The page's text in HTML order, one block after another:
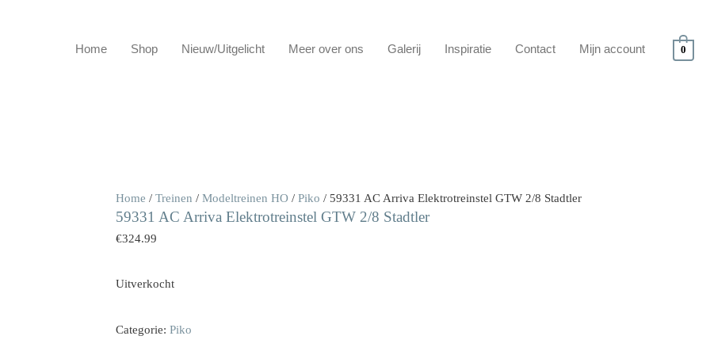
Home Shop Nieuw/Uitgelicht Meer over ons Galerij Inspiratie Contact Mijn account 0
Home / Treinen / Modeltreinen HO/ Piko / 59331 AC Arriva Elektrotreinstel GTW 2/8 Stadtler
59331 AC Arriva Elektrotreinstel GTW 2/8 Stadtler
€324.99
Uitverkocht
Categorie: Piko